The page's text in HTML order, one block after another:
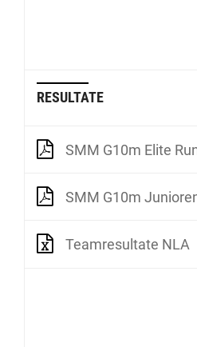
RESULTATE
SMM G10m Elite
SMM G10m
Teamresultate NLA